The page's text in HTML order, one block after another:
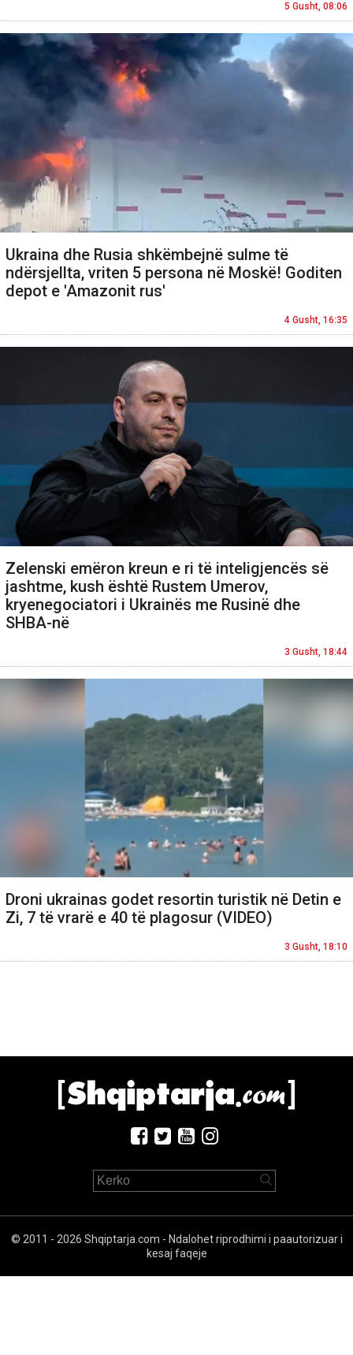
5 Gusht, 08:06
Ukraina dhe Rusia shkëmbejnë sulme të
ndërsjellta, vriten 5 persona në Moskë! Goditen
depot e 'Amazonit rus'
4 Gusht, 16:35
Zelenski emëron kreun e ri të inteligjencës së
jashtme, kush është Rustem Umerov,
kryenegociatori i Ukrainës me Rusinë dhe
SHBA-në
3 Gusht, 18:44
Droni ukrainas godet resortin turistik në Detin e
Zi, 7 të vrarë e 40 të plagosur (VIDEO)
3 Gusht, 18:10
© 2011 - 2026 Shqiptarja.com - Ndalohet riprodhimi i paautorizuar i
kesaj faqeje